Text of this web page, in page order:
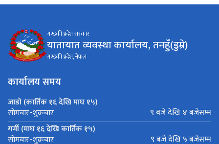
गण्डकी प्रदेश सरकार
यातायात व्यवस्था कार्यालय, तनहुँ(डुम्रे)
गण्डकी प्रदेश, नेपाल
कार्यालय समय
जाडो (कार्तिक १६ देखि माघ १५)
सोमबार-शुक्रबार
९ बजे देखि ४ बजेसम्म
गर्मी (माघ १६ देखि कार्तिक १५)
सोमबार-शुक्रबार ९ बजे देखि ५ बजेसम्म